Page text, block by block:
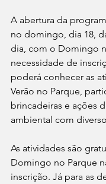
A abertura da
no domingo, dia 18,
dia, com o Domingo
necessidade de
poderá conhecer as
Verão no Parque,
brincadeiras e ações
ambiental com
As atividades são
Domingo no Parque
inscrição. Já para as